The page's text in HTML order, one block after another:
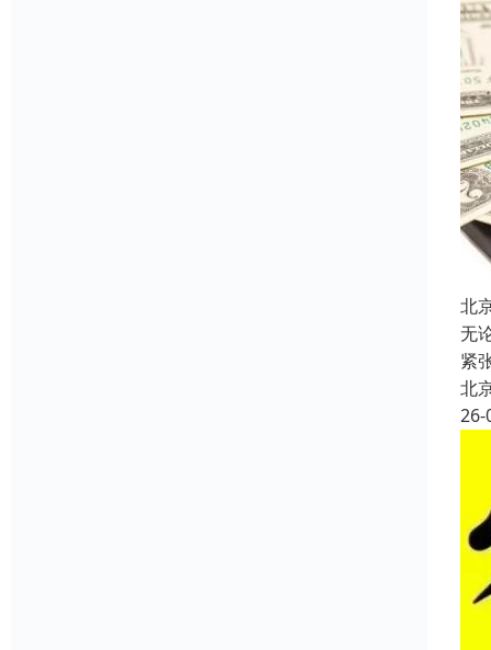
北
无
紧
北
26-